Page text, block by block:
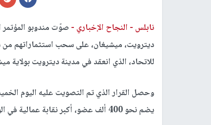
نابلس - النجاح الإخباري -
ديترويت، ميشيغان، على سحب استثماراتهم من
للاتحاد، الذي انعقد في مدينة ديترويت بولاية ميشيغان بين 15 و18
يضم نحو 400 ألف عضو، أكبر نقابة عمالية في الولايات المتحدة تعلن رسميًا سحب استثماراتها من إسرائيل.